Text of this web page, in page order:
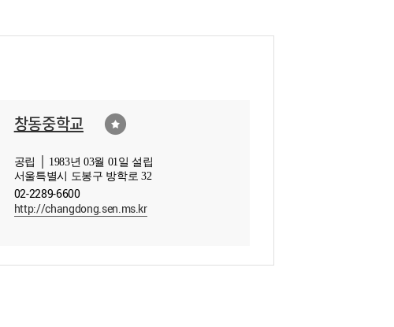
창동중학교
공립 │ 1983년 03월 01일 설립
서울특별시 도봉구 방학로 32
02-2289-6600
http://changdong.sen.ms.kr